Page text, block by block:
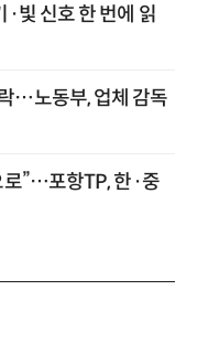
빛 신호 한 번에 읽
…노동부, 업체 감독
로”…포항TP, 한·중